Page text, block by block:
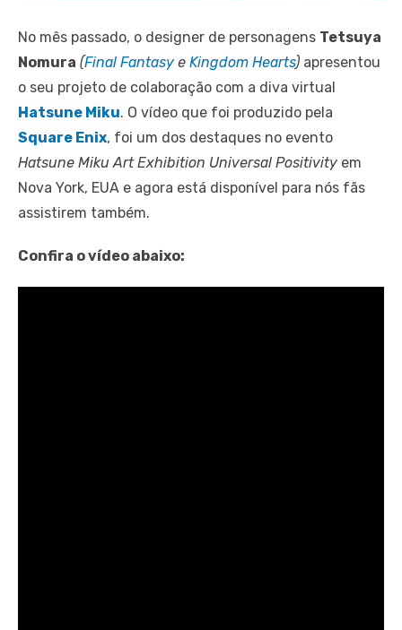
No mês passado, o designer de personagens Tetsuya
Nomura (Final Fantasy e Kingdom Hearts) apresentou
o seu projeto de colaboração com a diva virtual
Hatsune Miku. O vídeo que foi produzido pela
Square Enix, foi um dos destaques no evento
Hatsune Miku Art Exhibition Universal Positivity em
Nova York, EUA e agora está disponível para nós fãs
assistirem também.
Confira o vídeo abaixo: